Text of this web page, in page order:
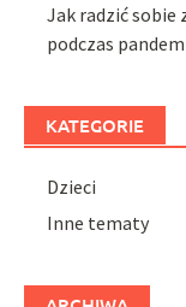
Jak radzić sobie
podczas
KATEGORIE
Dzieci
Inne tematy